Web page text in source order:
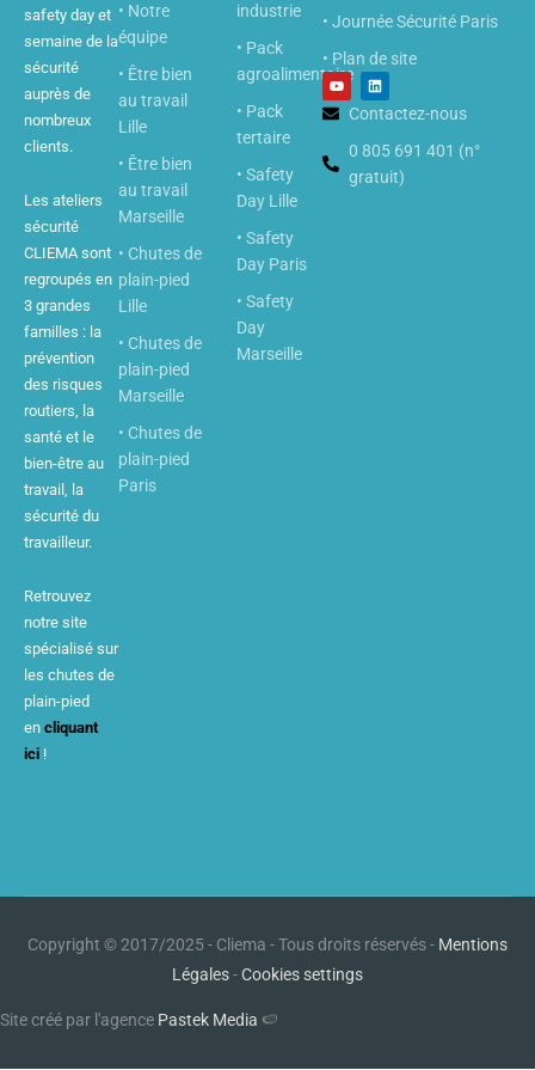
safety day et
semaine de la
sécurité
auprès de
nombreux
clients.
Les ateliers
sécurité
CLIEMA sont
regroupés en
3 grandes
familles : la
prévention
des risques
routiers, la
santé et le
bien-être au
travail, la
sécurité du
travailleur.
Retrouvez
notre site
spécialisé sur
les chutes de
plain-pied
en cliquant
ici !
• Notre
équipe
• Être bien
au travail
Lille
• Être bien
au travail
Marseille
• Chutes de
plain-pied
Lille
• Chutes de
plain-pied
Marseille
• Chutes de
plain-pied
Paris
industrie
• Pack
agroalimentaire
• Pack
tertaire
• Safety
Day Lille
• Safety
Day Paris
• Safety
Day
Marseille
• Journée Sécurité Paris
• Plan de site
Y
o
u
t
e
L
i
n
k
d
n
Contactez-nous
0 805 691 401 (n°
gratuit)
Copyright © 2017/2025 - Cliema - Tous droits réservés - Mentions
Légales-Cookies settings
Site créé par l'agence Pastek Media 🍉